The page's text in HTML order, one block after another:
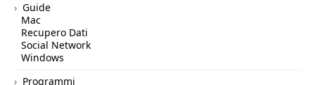
Guide
Mac
Recupero Dati
Social Network
Windows
Programmi